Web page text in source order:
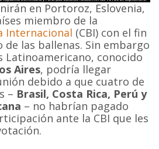
en Portoroz, Eslovenia,
miembro de la
Internacional (CBI) con el fin
las ballenas. Sin embargo
Latinoamericano, conocido
Aires, podría llegar
debido a que cuatro de
– Brasil, Costa Rica, Perú y
– no habrían pagado
ante la CBI que les